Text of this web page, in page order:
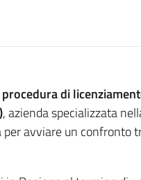
procedura di
, azienda specializzata
avviare un confronto